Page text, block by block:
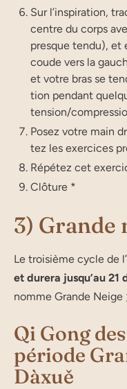
Sur l’ins­pi­ra­tion,
centre du corps
presque ten­du), et
coude vers la
et votre bras se
tion pen­dant
tension/
Posez votre main
tez les exer­cices
Répé­tez cet
Clô­tu­re *
3) Grande
Le troi­sième cycle de
et dure­ra jus­qu’au 21
nomme Grande Neige
Qi Gong
période
Dàxuě